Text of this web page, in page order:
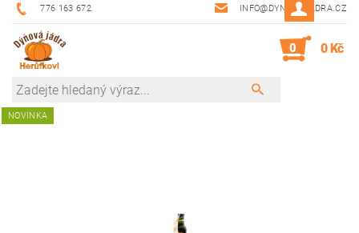
776 163 672 INFO@DYNOVAJADRA.CZ
0 0 Kč
NOVINKA